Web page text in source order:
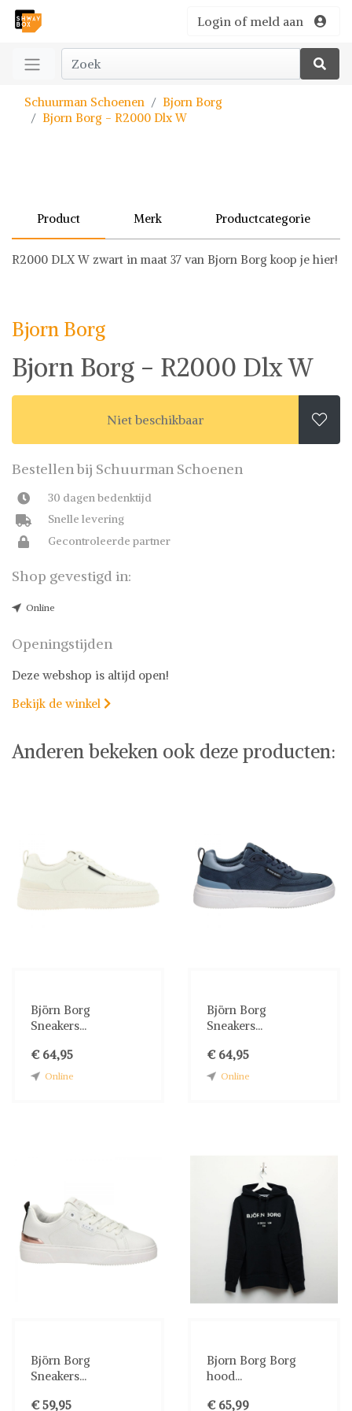
Login of meld aan
Schuurman Schoenen
Bjorn Borg
Bjorn Borg - R2000 Dlx W
Product Merk Productcategorie
R2000 DLX W zwart in maat 37 van Bjorn Borg koop je hier!
Bjorn Borg
Bjorn Borg - R2000 Dlx W
Niet beschikbaar 
Bestellen bij Schuurman Schoenen
30 dagen bedenktijd
Snelle levering
Gecontroleerde partner
Shop gevestigd in:
Online
Openingstijden
Deze webshop is altijd open!
Bekijk de winkel 
Anderen bekeken ook deze producten:
Björn Borg
Sneakers...
€ 64,95
Online
Björn Borg
Sneakers...
€ 64,95
Online
Björn Borg
Sneakers...
€ 59,95
Bjorn Borg Borg
hood...
€ 65,99